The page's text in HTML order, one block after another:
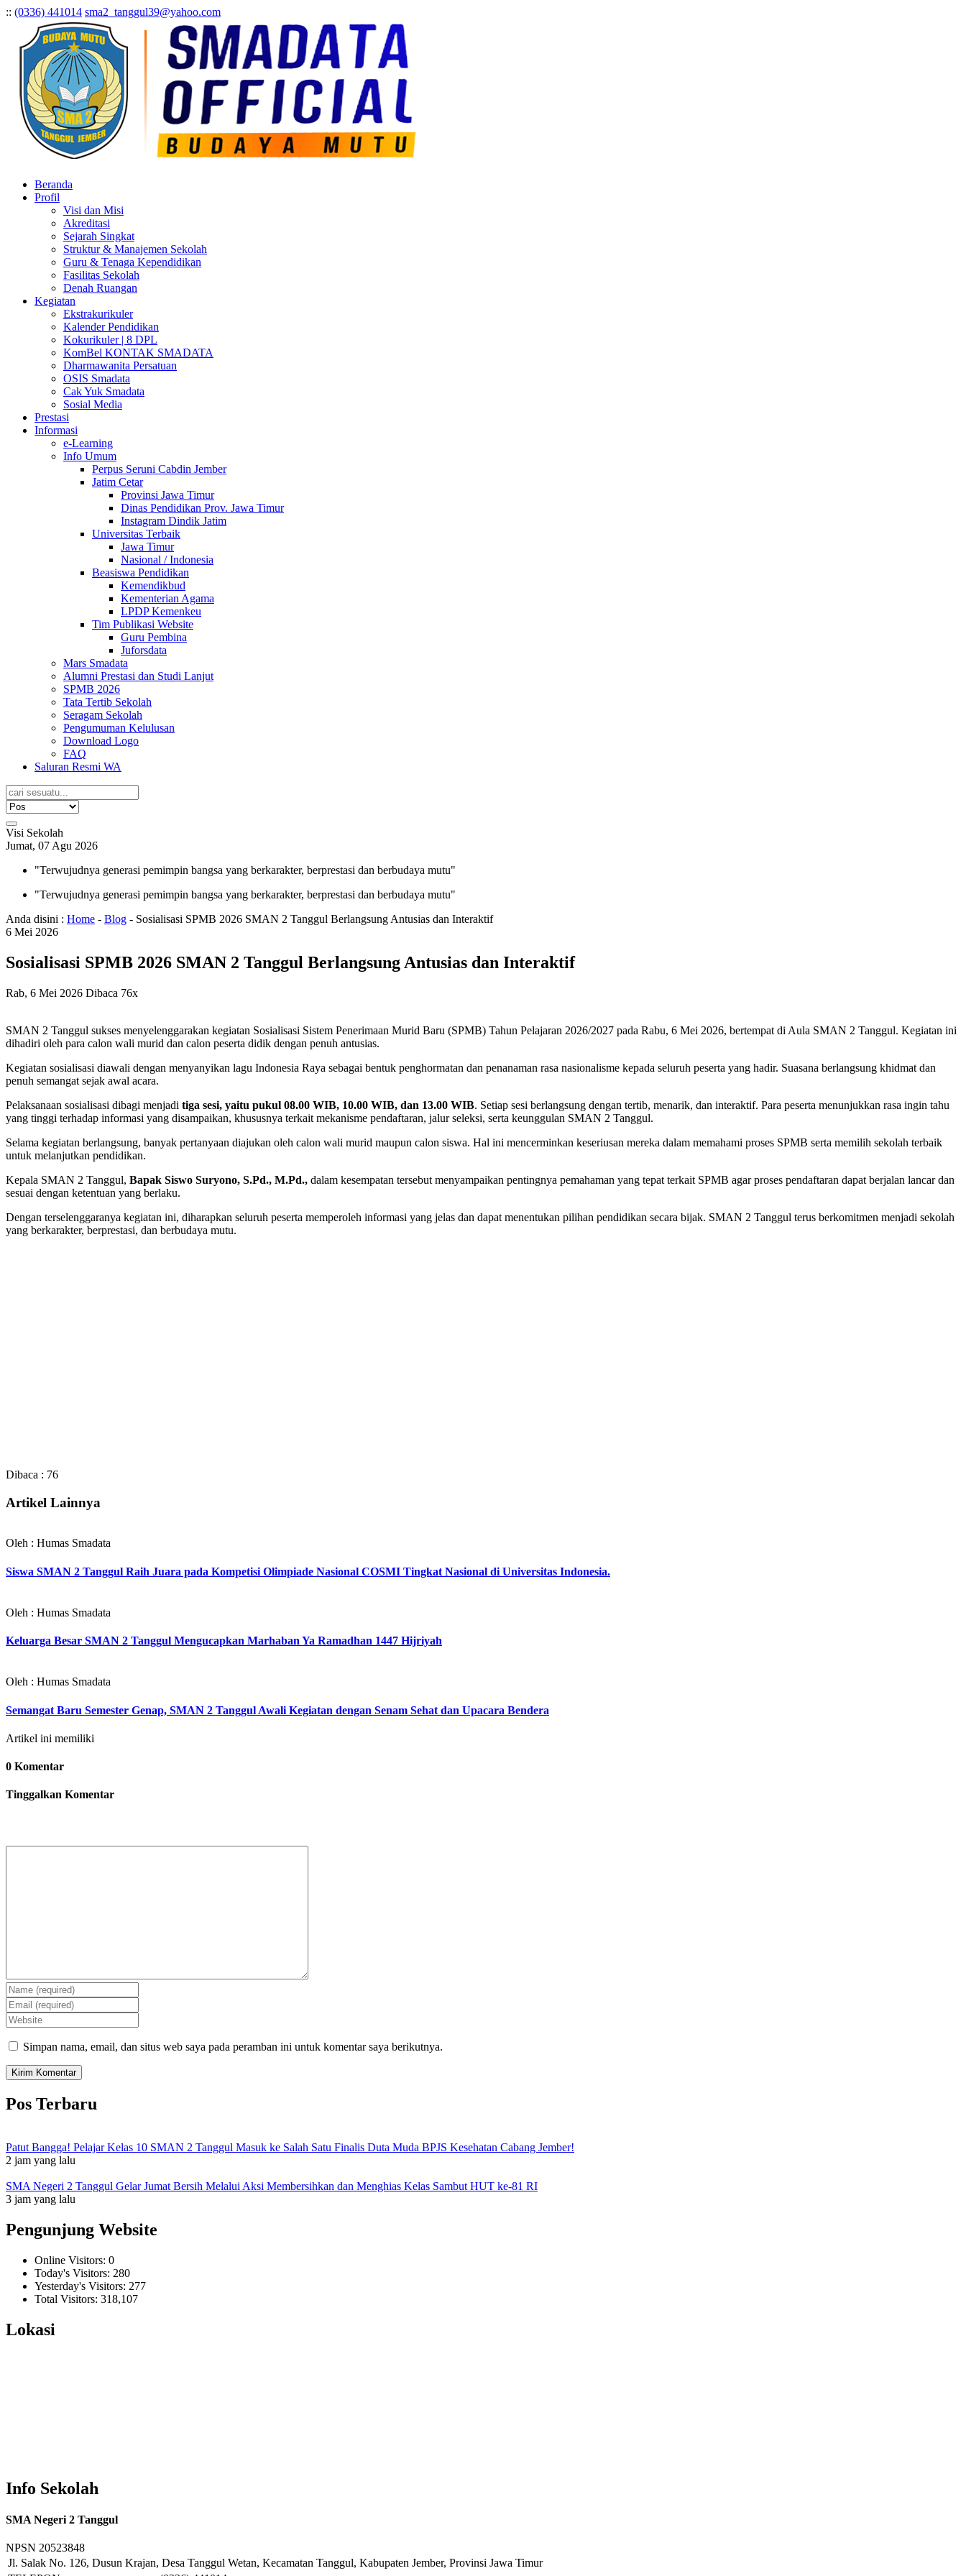
:: (0336) 441014 sma2_tanggul39@yahoo.com
Beranda
Profil
Visi dan Misi
Akreditasi
Sejarah Singkat
Struktur & Manajemen Sekolah
Guru & Tenaga Kependidikan
Fasilitas Sekolah
Denah Ruangan
Kegiatan
Ekstrakurikuler
Kalender Pendidikan
Kokurikuler | 8 DPL
KomBel KONTAK SMADATA
Dharmawanita Persatuan
OSIS Smadata
Cak Yuk Smadata
Sosial Media
Prestasi
Informasi
e-Learning
Info Umum
Perpus Seruni Cabdin Jember
Jatim Cetar
Provinsi Jawa Timur
Dinas Pendidikan Prov. Jawa Timur
Instagram Dindik Jatim
Universitas Terbaik
Jawa Timur
Nasional / Indonesia
Beasiswa Pendidikan
Kemendikbud
Kementerian Agama
LPDP Kemenkeu
Tim Publikasi Website
Guru Pembina
Juforsdata
Mars Smadata
Alumni Prestasi dan Studi Lanjut
SPMB 2026
Tata Tertib Sekolah
Seragam Sekolah
Pengumuman Kelulusan
Download Logo
FAQ
Saluran Resmi WA
Visi Sekolah
Jumat, 07 Agu 2026
"Terwujudnya generasi pemimpin bangsa yang berkarakter, berprestasi dan berbudaya mutu"
"Terwujudnya generasi pemimpin bangsa yang berkarakter, berprestasi dan berbudaya mutu"
Anda disini : Home - Blog - Sosialisasi SPMB 2026 SMAN 2 Tanggul Berlangsung Antusias dan Interaktif
6 Mei 2026
Sosialisasi SPMB 2026 SMAN 2 Tanggul Berlangsung Antusias dan Interaktif
Rab, 6 Mei 2026 Dibaca 76x
SMAN 2 Tanggul sukses menyelenggarakan kegiatan Sosialisasi Sistem Penerimaan Murid Baru (SPMB) Tahun Pelajaran 2026/2027 pada Rabu, 6 Mei 2026, bertempat di Aula SMAN 2 Tanggul. Kegiatan ini
dihadiri oleh para calon wali murid dan calon peserta didik dengan penuh antusias.
Kegiatan sosialisasi diawali dengan menyanyikan lagu Indonesia Raya sebagai bentuk penghormatan dan penanaman rasa nasionalisme kepada seluruh peserta yang hadir. Suasana berlangsung khidmat dan
penuh semangat sejak awal acara.
Pelaksanaan sosialisasi dibagi menjadi tiga sesi, yaitu pukul 08.00 WIB, 10.00 WIB, dan 13.00 WIB. Setiap sesi berlangsung dengan tertib, menarik, dan interaktif. Para peserta menunjukkan rasa ingin tahu
yang tinggi terhadap informasi yang disampaikan, khususnya terkait mekanisme pendaftaran, jalur seleksi, serta keunggulan SMAN 2 Tanggul.
Selama kegiatan berlangsung, banyak pertanyaan diajukan oleh calon wali murid maupun calon siswa. Hal ini mencerminkan keseriusan mereka dalam memahami proses SPMB serta memilih sekolah terbaik
untuk melanjutkan pendidikan.
Kepala SMAN 2 Tanggul, Bapak Siswo Suryono, S.Pd., M.Pd., dalam kesempatan tersebut menyampaikan pentingnya pemahaman yang tepat terkait SPMB agar proses pendaftaran dapat berjalan lancar dan
sesuai dengan ketentuan yang berlaku.
Dengan terselenggaranya kegiatan ini, diharapkan seluruh peserta memperoleh informasi yang jelas dan dapat menentukan pilihan pendidikan secara bijak. SMAN 2 Tanggul terus berkomitmen menjadi sekolah
yang berkarakter, berprestasi, dan berbudaya mutu.
Dibaca : 76
Artikel Lainnya
Oleh : Humas Smadata
Siswa SMAN 2 Tanggul Raih Juara pada Kompetisi Olimpiade Nasional COSMI Tingkat Nasional di Universitas Indonesia.
Oleh : Humas Smadata
Keluarga Besar SMAN 2 Tanggul Mengucapkan Marhaban Ya Ramadhan 1447 Hijriyah
Oleh : Humas Smadata
Semangat Baru Semester Genap, SMAN 2 Tanggul Awali Kegiatan dengan Senam Sehat dan Upacara Bendera
Artikel ini memiliki
0 Komentar
Tinggalkan Komentar
Simpan nama, email, dan situs web saya pada peramban ini untuk komentar saya berikutnya.
Pos Terbaru
Patut Bangga! Pelajar Kelas 10 SMAN 2 Tanggul Masuk ke Salah Satu Finalis Duta Muda BPJS Kesehatan Cabang Jember!
2 jam yang lalu
SMA Negeri 2 Tanggul Gelar Jumat Bersih Melalui Aksi Membersihkan dan Menghias Kelas Sambut HUT ke-81 RI
3 jam yang lalu
Pengunjung Website
Online Visitors: 0
Today's Visitors: 280
Yesterday's Visitors: 277
Total Visitors: 318,107
Lokasi
Info Sekolah
SMA Negeri 2 Tanggul
NPSN 20523848
Jl. Salak No. 126, Dusun Krajan, Desa Tanggul Wetan, Kecamatan Tanggul, Kabupaten Jember, Provinsi Jawa Timur